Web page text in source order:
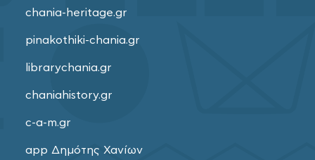
chania-heritage.gr
pinakothiki-chania.gr
librarychania.gr
chaniahistory.gr
c-a-m.gr
app Δημότης Χανίων